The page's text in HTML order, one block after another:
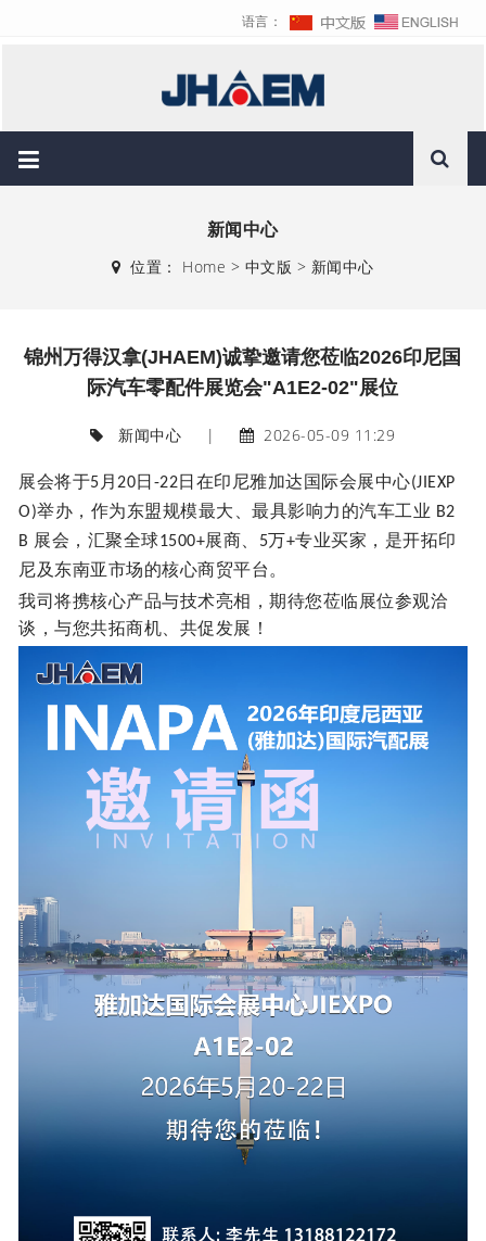
语言：
新闻中心
位置： Home > 中文版 > 新闻中心
锦州万得汉拿(JHAEM)诚挚邀请您莅临2026印尼国
际汽车零配件展览会"A1E2-02"展位
新闻中心 | 2026-05-09 11:29
展会将于5 月 20日 -22日在印尼雅加达国际会展中心(JIEXP
O)举办，作为东盟规模最大、最具影响力的汽车工业 B2
B 展会，汇聚全球1500+展商、 5万+专业买家，是开拓印
尼及东南亚市场的核心商贸平台。
我司将携核心产品与技术亮相，期待您莅临展位参观洽
谈，与您共拓商机、共促发展！